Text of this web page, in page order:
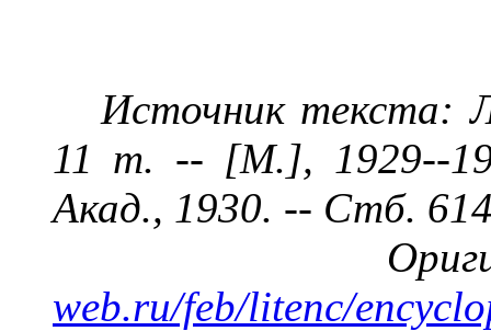
Источник текста:
11 т. -- [М.], 1929--
Акад., 1930. -- Стб.
web.ru/feb/litenc/